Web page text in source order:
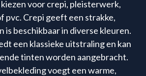
voor crepi, pleisterwerk,
pvc. Crepi geeft een strakke,
is beschikbaar in diverse kleuren.
een klassieke uitstraling en kan
tinten worden aangebracht.
voegt een warme,